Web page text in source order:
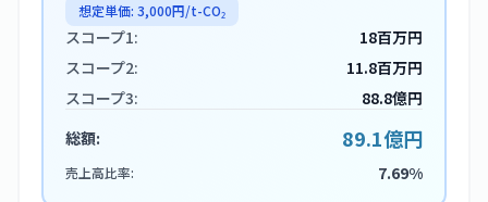
想定単価: 3,000円/t-CO₂
スコープ1:
18百万円
スコープ2:
11.8百万円
スコープ3:
88.8億円
総額:
89.1億円
売上高比率: 7.69%